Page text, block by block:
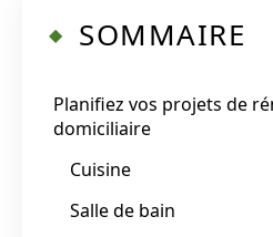
SOMMAIRE
Planifiez vos projets de
domiciliaire
Cuisine
Salle de bain